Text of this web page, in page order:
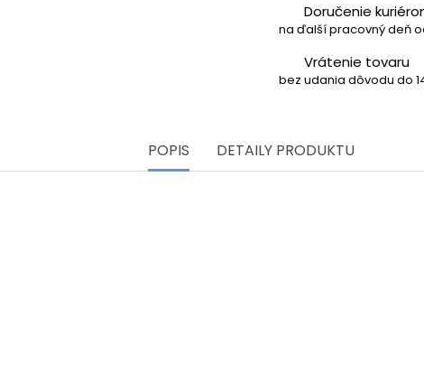
Doručenie
na ďalší pracovný deň
Vrátenie tovaru
bez udania dôvodu do
POPIS DETAILY PRODUKTU